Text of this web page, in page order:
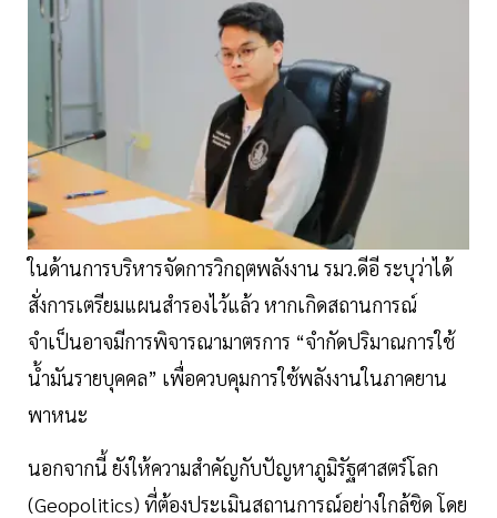
ในด้านการบริหารจัดการวิกฤตพลังงาน รมว.ดีอี ระบุว่าได้
สั่งการเตรียมแผนสำรองไว้แล้ว หากเกิดสถานการณ์
จำเป็นอาจมีการพิจารณามาตรการ “จำกัดปริมาณการใช้
น้ำมันรายบุคคล” เพื่อควบคุมการใช้พลังงานในภาคยาน
พาหนะ
นอกจากนี้ ยังให้ความสำคัญกับปัญหาภูมิรัฐศาสตร์โลก
(Geopolitics) ที่ต้องประเมินสถานการณ์อย่างใกล้ชิด โดย